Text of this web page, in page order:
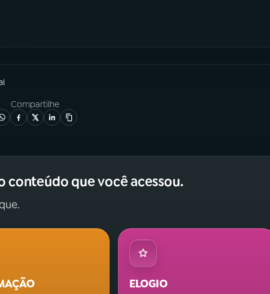
Compartilhe
conteúdo que você acessou.
ELOGIO